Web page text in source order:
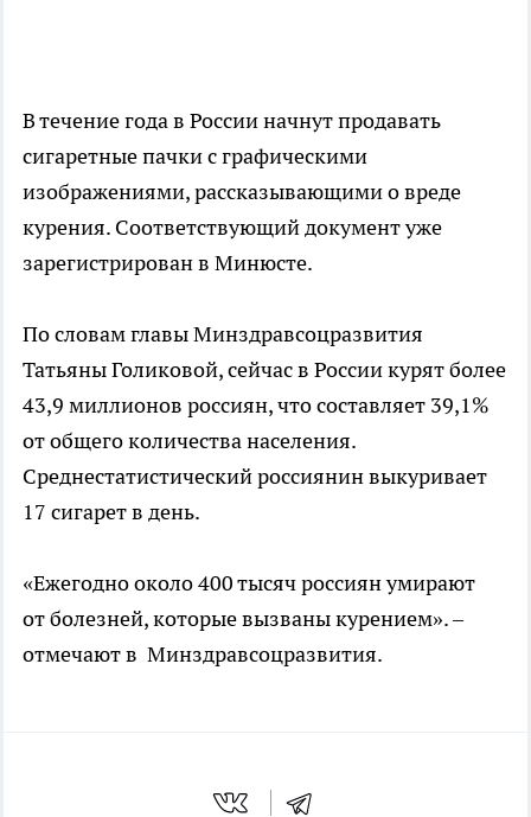
В течение года в России начнут продавать
сигаретные пачки с графическими
изображениями, рассказывающими о вреде
курения. Соответствующий документ уже
зарегистрирован в Минюсте.
По словам главы Минздравсоцразвития
Татьяны Голиковой, сейчас в России курят более
43,9 миллионов россиян, что составляет 39,1%
от общего количества населения.
Среднестатистический россиянин выкуривает
17 сигарет в день.
«Ежегодно около 400 тысяч россиян умирают
от болезней, которые вызваны курением». –
отмечают в Минздравсоцразвития.